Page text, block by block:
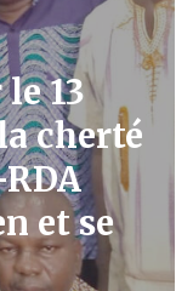
13
cherté
et se